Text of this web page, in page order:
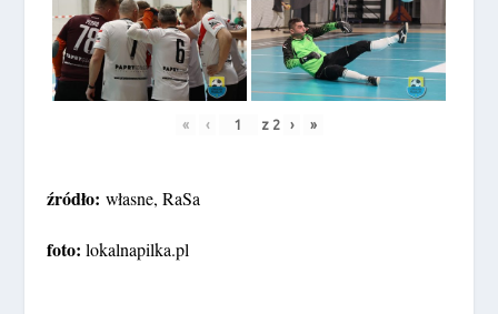
« ‹ z 2 › »
źródło:własne, RaSa
foto:lokalnapilka.pl